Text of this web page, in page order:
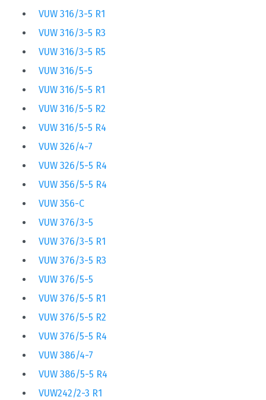
VUW 316/3-5 R1
VUW 316/3-5 R3
VUW 316/3-5 R5
VUW 316/5-5
VUW 316/5-5 R1
VUW 316/5-5 R2
VUW 316/5-5 R4
VUW 326/4-7
VUW 326/5-5 R4
VUW 356/5-5 R4
VUW 356-C
VUW 376/3-5
VUW 376/3-5 R1
VUW 376/3-5 R3
VUW 376/5-5
VUW 376/5-5 R1
VUW 376/5-5 R2
VUW 376/5-5 R4
VUW 386/4-7
VUW 386/5-5 R4
VUW242/2-3 R1